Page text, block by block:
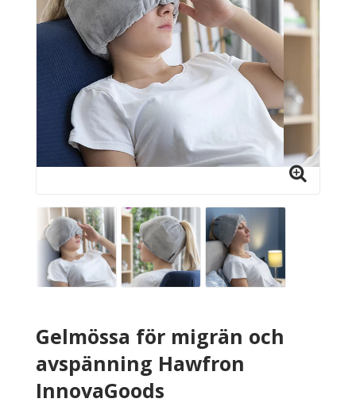
Gelmössa för migrän och
avspänning Hawfron
InnovaGoods